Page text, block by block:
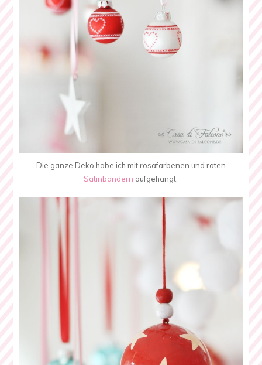
Die ganze Deko habe ich mit rosafarbenen und roten
Satinbändern aufgehängt.